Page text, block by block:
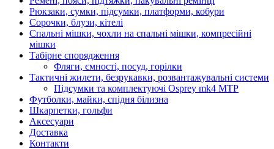
Рюкзаки, сумки, підсумки, платформи, кобури
Сорочки, блузи, кітелі
Спальні мішки, чохли на спальні мішки, компресійні
мішки
Табірне спорядження
Фляги, ємності, посуд, горілки
Тактичні жилети, безрукавки, розвантажувальні системи
Підсумки та комплектуючі Osprey mk4 MTP
Футболки, майки, спідня білизна
Шкарпетки, гольфи
Аксесуари
Доставка
Контакти